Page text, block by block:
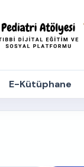
E-Kütüphane